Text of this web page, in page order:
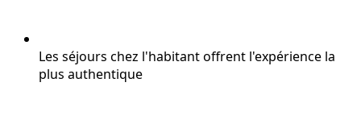
Les séjours chez l'habitant offrent l'expérience la
plus authentique